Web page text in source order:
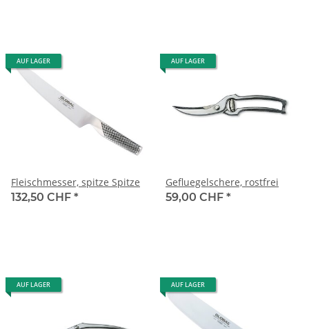
AUF LAGER
Fleischmesser, spitze Spitze
132,50 CHF *
AUF LAGER
Gefluegelschere, rostfrei
59,00 CHF *
AUF LAGER AUF LAGER